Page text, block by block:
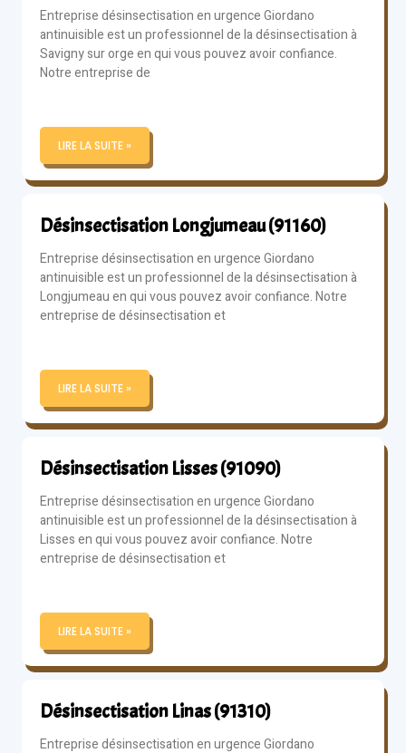
Entreprise désinsectisation en urgence Giordano
antinuisible est un professionnel de la désinsectisation à
Savigny sur orge en qui vous pouvez avoir confiance.
Notre entreprise de
LIRE LA SUITE »
Désinsectisation Longjumeau (91160)
Entreprise désinsectisation en urgence Giordano
antinuisible est un professionnel de la désinsectisation à
Longjumeau en qui vous pouvez avoir confiance. Notre
entreprise de désinsectisation et
LIRE LA SUITE »
Désinsectisation Lisses (91090)
Entreprise désinsectisation en urgence Giordano
antinuisible est un professionnel de la désinsectisation à
Lisses en qui vous pouvez avoir confiance. Notre
entreprise de désinsectisation et
LIRE LA SUITE »
Désinsectisation Linas (91310)
Entreprise désinsectisation en urgence Giordano